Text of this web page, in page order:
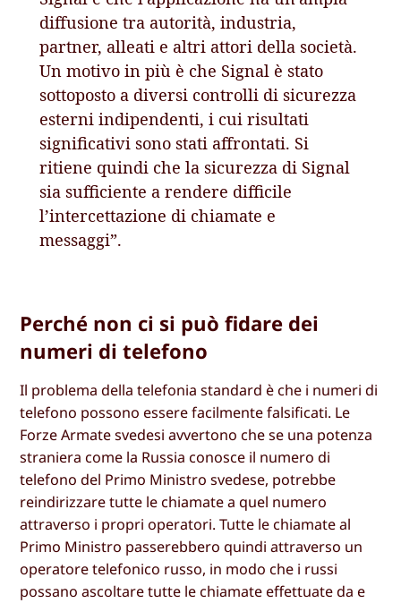
diffusione tra autorità, industria,
partner, alleati e altri attori della società.
Un motivo in più è che Signal è stato
sottoposto a diversi controlli di sicurezza
esterni indipendenti, i cui risultati
significativi sono stati affrontati. Si
ritiene quindi che la sicurezza di Signal
sia sufficiente a rendere difficile
l’intercettazione di chiamate e
messaggi”.
Perché non ci si può fidare dei
numeri di telefono
Il problema della telefonia standard è che i numeri di
telefono possono essere facilmente falsificati. Le
Forze Armate svedesi avvertono che se una potenza
straniera come la Russia conosce il numero di
telefono del Primo Ministro svedese, potrebbe
reindirizzare tutte le chiamate a quel numero
attraverso i propri operatori. Tutte le chiamate al
Primo Ministro passerebbero quindi attraverso un
operatore telefonico russo, in modo che i russi
possano ascoltare tutte le chiamate effettuate da e